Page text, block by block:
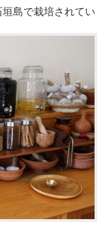
島で栽培されてい